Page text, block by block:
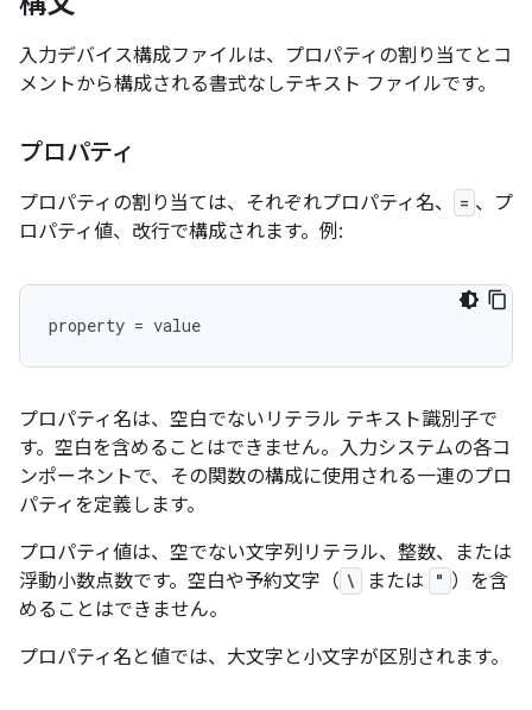
入力デバイス構成ファイルは、プロパティの割り当てとコ
メントから構成される書式なしテキスト ファイルです。
プロパティ
プロパティの割り当ては、それぞれプロパティ名、 = 、プ
ロパティ値、改行で構成されます。例:
プロパティ名は、空白でないリテラル テキスト識別子で
す。空白を含めることはできません。入力システムの各コ
ンポーネントで、その関数の構成に使用される一連のプロ
パティを定義します。
プロパティ値は、空でない文字列リテラル、整数、または
浮動小数点数です。空白や予約文字（ \ または " ）を含
めることはできません。
プロパティ名と値では、大文字と小文字が区別されます。